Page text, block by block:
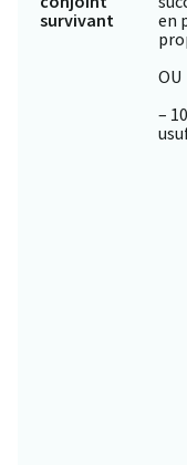
survivant
en
OU
–